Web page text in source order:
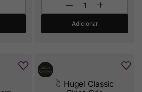
Adicionar